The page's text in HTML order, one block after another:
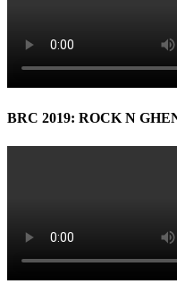
BRC 2019: ROCK N